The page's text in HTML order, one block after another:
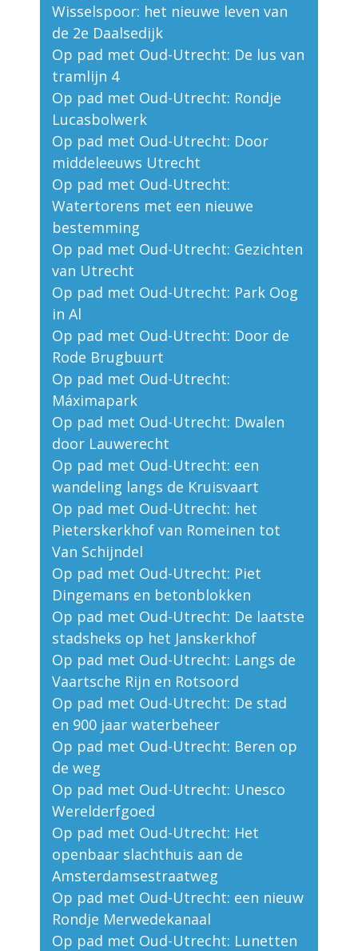
Wisselspoor: het nieuwe leven van
de 2e Daalsedijk
Op pad met Oud-Utrecht: De lus van
tramlijn 4
Op pad met Oud-Utrecht: Rondje
Lucasbolwerk
Op pad met Oud-Utrecht: Door
middeleeuws Utrecht
Op pad met Oud-Utrecht:
Watertorens met een nieuwe
bestemming
Op pad met Oud-Utrecht: Gezichten
van Utrecht
Op pad met Oud-Utrecht: Park Oog
in Al
Op pad met Oud-Utrecht: Door de
Rode Brugbuurt
Op pad met Oud-Utrecht:
Máximapark
Op pad met Oud-Utrecht: Dwalen
door Lauwerecht
Op pad met Oud-Utrecht: een
wandeling langs de Kruisvaart
Op pad met Oud-Utrecht: het
Pieterskerkhof van Romeinen tot
Van Schijndel
Op pad met Oud-Utrecht: Piet
Dingemans en betonblokken
Op pad met Oud-Utrecht: De laatste
stadsheks op het Janskerkhof
Op pad met Oud-Utrecht: Langs de
Vaartsche Rijn en Rotsoord
Op pad met Oud-Utrecht: De stad
en 900 jaar waterbeheer
Op pad met Oud-Utrecht: Beren op
de weg
Op pad met Oud-Utrecht: Unesco
Werelderfgoed
Op pad met Oud-Utrecht: Het
openbaar slachthuis aan de
Amsterdamsestraatweg
Op pad met Oud-Utrecht: een nieuw
Rondje Merwedekanaal
Op pad met Oud-Utrecht: Lunetten